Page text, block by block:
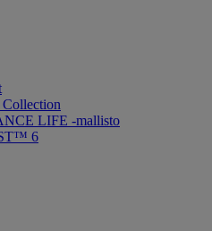
LIFE -mallisto
6